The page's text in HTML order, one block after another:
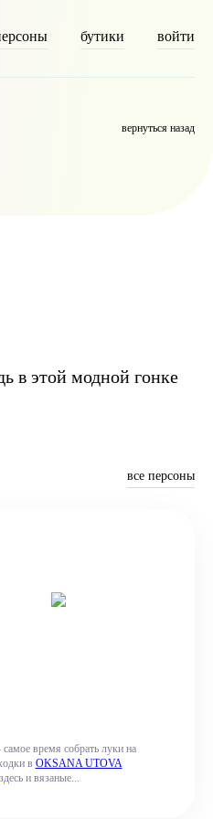
бутики войти
вернуться назад
в этой модной гонке
все персоны
время собрать луки на
в OKSANA UTOVA
и вязаные...